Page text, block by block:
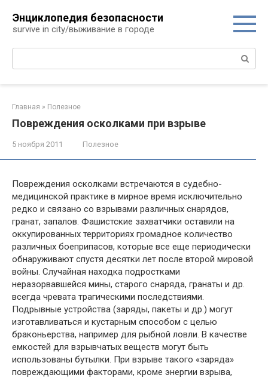
контенту
Энциклопедия безопасности
survive in city/выживание в городе
Поиск:
Главная » Полезное
Повреждения осколками при взрыве
5 ноября 2011 Полезное
Повреждения осколками встречаются в судебно-
медицинской практике в мирное время исключительно
редко и связано со взрывами различных снарядов,
гранат, запалов. Фашистские захватчики оставили на
оккупированных территориях громадное количество
различных боеприпасов, которые все еще периодически
обнаруживают спустя десятки лет после второй мировой
войны. Случайная находка подростками
неразорвавшейся мины, старого снаряда, гранаты и др.
всегда чревата трагическими последствиями.
Подрывные устройства (заряды, пакеты и др.) могут
изготавливаться и кустарным способом с целью
браконьерства, например для рыбной ловли. В качестве
емкостей для взрывчатых веществ могут быть
использованы бутылки. При взрыве такого «заряда»
повреждающими факторами, кроме энергии взрыва,